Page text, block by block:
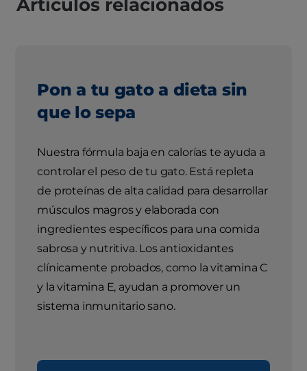
Artículos relacionados
Pon a tu gato a dieta sin
que lo sepa
Nuestra fórmula baja en calorías te ayuda a
controlar el peso de tu gato. Está repleta
de proteínas de alta calidad para desarrollar
músculos magros y elaborada con
ingredientes específicos para una comida
sabrosa y nutritiva. Los antioxidantes
clínicamente probados, como la vitamina C
y la vitamina E, ayudan a promover un
sistema inmunitario sano.